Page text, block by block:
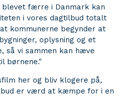
færre i Danmark kan
i vores dagtilbud totalt
kommunerne begynder at
oplysning og et
så vi sammen kan hæve
børnene."
her og bliv klogere på,
er værd at kæmpe for i en